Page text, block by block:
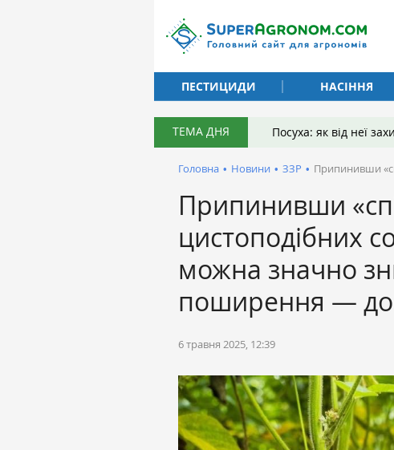
ПЕСТИЦИДИ
НАСІННЯ
ТЕМА ДНЯ Посуха: як від неї
Головна • Новини • ЗЗР • Припинивши
Припинивши
цистоподібних
можна значно
поширення —
6 травня 2025, 12:39